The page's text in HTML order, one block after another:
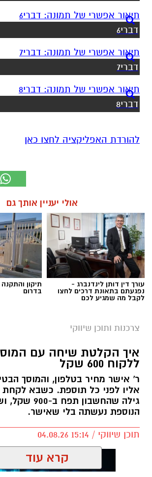
דברי6
דברי7
דברי8
להורדת האפליקציה לחצו כאן
אולי יעניין אותך גם
עורך דין דותן לינדנברג -
נפגעתם בתאונת דרכים לחצו
לקבל מה שמגיע לכם
תיקון
בדרום
צרכנות ותוכן שיווקי
איך הקלטת שיחה עם
ללקוח 600 שקל
ר' אישר מחיר בטלפון, והמוסך
אליו לפני כל תוספת. כשבא
גילה שהחשבון
הנוספת נעשתה בלי שאישר.
תוכן שיווקי / 15:14 04.08.26
קרא עוד